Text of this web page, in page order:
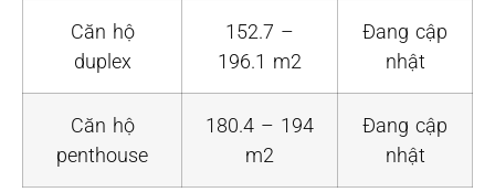
Căn hộ
duplex
152.7 –
196.1 m2
Đang cập
nhật
Căn hộ
penthouse
180.4 – 194
m2
Đang cập
nhật